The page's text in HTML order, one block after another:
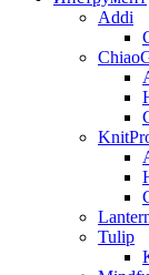
Addi
Tulip